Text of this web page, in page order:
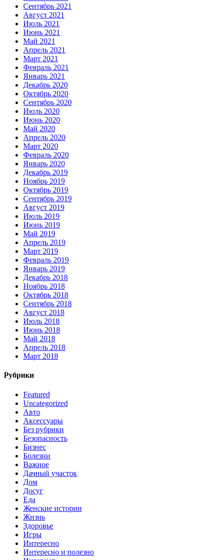
Сентябрь 2021
Август 2021
Июль 2021
Июнь 2021
Май 2021
Апрель 2021
Март 2021
Февраль 2021
Январь 2021
Декабрь 2020
Октябрь 2020
Сентябрь 2020
Июль 2020
Июнь 2020
Май 2020
Апрель 2020
Март 2020
Февраль 2020
Январь 2020
Декабрь 2019
Ноябрь 2019
Октябрь 2019
Сентябрь 2019
Август 2019
Июль 2019
Июнь 2019
Май 2019
Апрель 2019
Март 2019
Февраль 2019
Январь 2019
Декабрь 2018
Ноябрь 2018
Октябрь 2018
Сентябрь 2018
Август 2018
Июль 2018
Июнь 2018
Май 2018
Апрель 2018
Март 2018
Рубрики
Featured
Uncategorized
Авто
Аксессуары
Без рубрики
Безопасность
Бизнес
Болезни
Важное
Дачный участок
Дом
Досуг
Еда
Женские истории
Жизнь
Здоровье
Игры
Интересно
Интересно и полезно